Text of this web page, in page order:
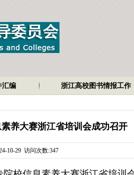
汇编 浙江高校图书情报工作
养大赛浙江省培训会成功召开
10-29 访问次数:347